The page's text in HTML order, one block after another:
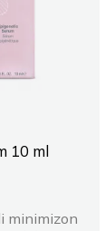
10 ml
minimizon